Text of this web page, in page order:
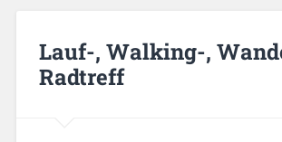
Lauf-, Walking-,
Radtreff